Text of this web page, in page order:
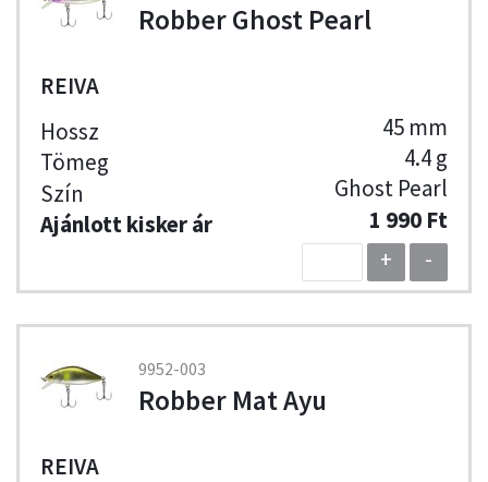
Robber Ghost Pearl
REIVA
45 mm
4.4 g
Ghost Pearl
1 990 Ft
+
-
9952-003
Robber Mat Ayu
REIVA